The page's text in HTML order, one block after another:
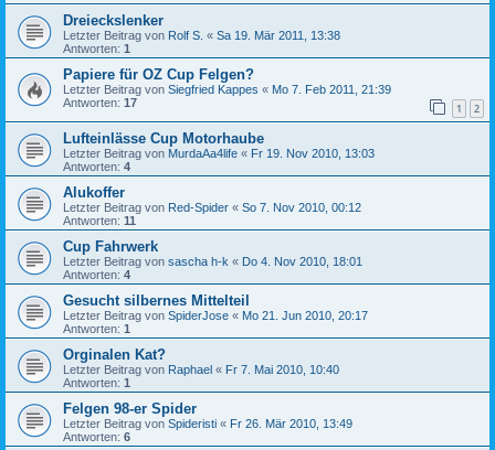
Dreieckslenker
Letzter Beitrag von Rolf S. « Sa 19. Mär 2011, 13:38
Antworten: 1
Papiere für OZ Cup Felgen?
Letzter Beitrag von Siegfried Kappes « Mo 7. Feb 2011, 21:39
Antworten: 17 1 2
Lufteinlässe Cup Motorhaube
Letzter Beitrag von MurdaAa4life « Fr 19. Nov 2010, 13:03
Antworten: 4
Alukoffer
Letzter Beitrag von Red-Spider « So 7. Nov 2010, 00:12
Antworten: 11
Cup Fahrwerk
Letzter Beitrag von sascha h-k « Do 4. Nov 2010, 18:01
Antworten: 4
Gesucht silbernes Mittelteil
Letzter Beitrag von SpiderJose « Mo 21. Jun 2010, 20:17
Antworten: 1
Orginalen Kat?
Letzter Beitrag von Raphael « Fr 7. Mai 2010, 10:40
Antworten: 1
Felgen 98-er Spider
Letzter Beitrag von Spideristi « Fr 26. Mär 2010, 13:49
Antworten: 6